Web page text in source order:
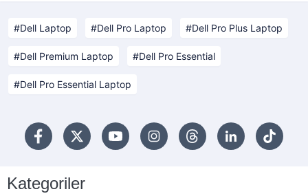
Dell Laptop Dell Pro Laptop Dell Pro Plus Laptop
Dell Premium Laptop Dell Pro Essential
Dell Pro Essential Laptop
Kategoriler